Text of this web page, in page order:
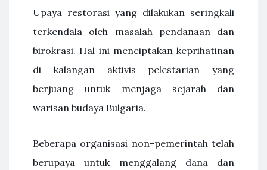
Upaya restorasi yang dilakukan seringkali
terkendala oleh masalah pendanaan dan
birokrasi. Hal ini menciptakan keprihatinan
di kalangan aktivis pelestarian yang
berjuang untuk menjaga sejarah dan
warisan budaya Bulgaria.
Beberapa organisasi non-pemerintah telah
berupaya untuk menggalang dana dan